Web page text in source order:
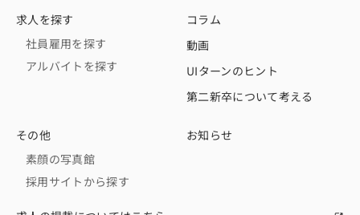
求人を探す
社員雇用を探す
アルバイトを探す
コラム
動画
UIターンのヒント
第二新卒について考える
その他
素顔の写真館
採用サイトから探す
お知らせ